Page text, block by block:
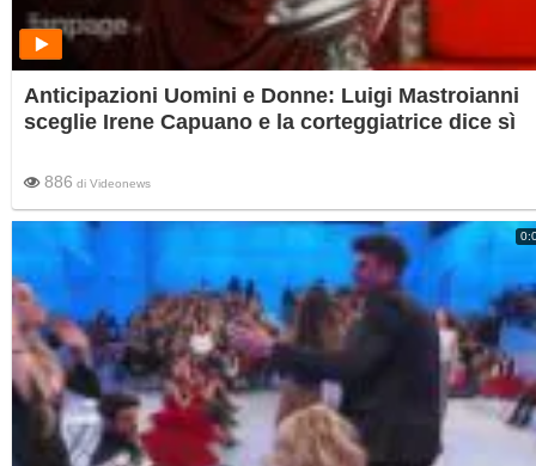
Anticipazioni Uomini e Donne: Luigi Mastroianni
sceglie Irene Capuano e la corteggiatrice dice sì
886 di Videonews